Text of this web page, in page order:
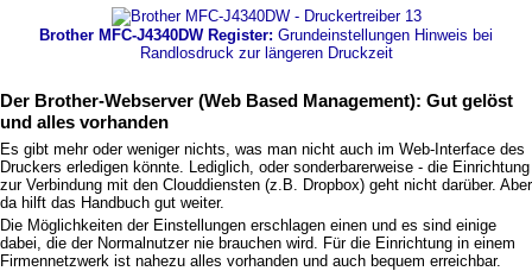
Brother MFC-J4340DW Register: Grundeinstellungen Hinweis bei
Randlosdruck zur längeren Druckzeit
Der Brother-Webserver (Web Based Management): Gut gelöst
und alles vorhanden
Es gibt mehr oder weniger nichts, was man nicht auch im Web-Interface des
Druckers erledigen könnte. Lediglich, oder sonderbarerweise - die Einrichtung
zur Verbindung mit den Clouddiensten (z.B. Dropbox) geht nicht darüber. Aber
da hilft das Handbuch gut weiter.
Die Möglichkeiten der Einstellungen erschlagen einen und es sind einige
dabei, die der Normalnutzer nie brauchen wird. Für die Einrichtung in einem
Firmennetzwerk ist nahezu alles vorhanden und auch bequem erreichbar.